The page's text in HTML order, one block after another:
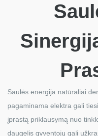
Saulės energija natūraliai
pagaminama elektra gali
įprastą priklausymą nuo
daugelis gyventojų gali